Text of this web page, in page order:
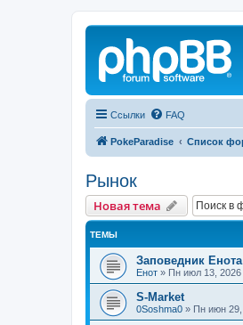
Ссылки FAQ
PokeParadise Список
Рынок
Новая тема
ТЕМЫ
Заповедник Енота
Енот » Пн июл 13, 2026
S-Market
0Soshma0 » Пн июн 29,